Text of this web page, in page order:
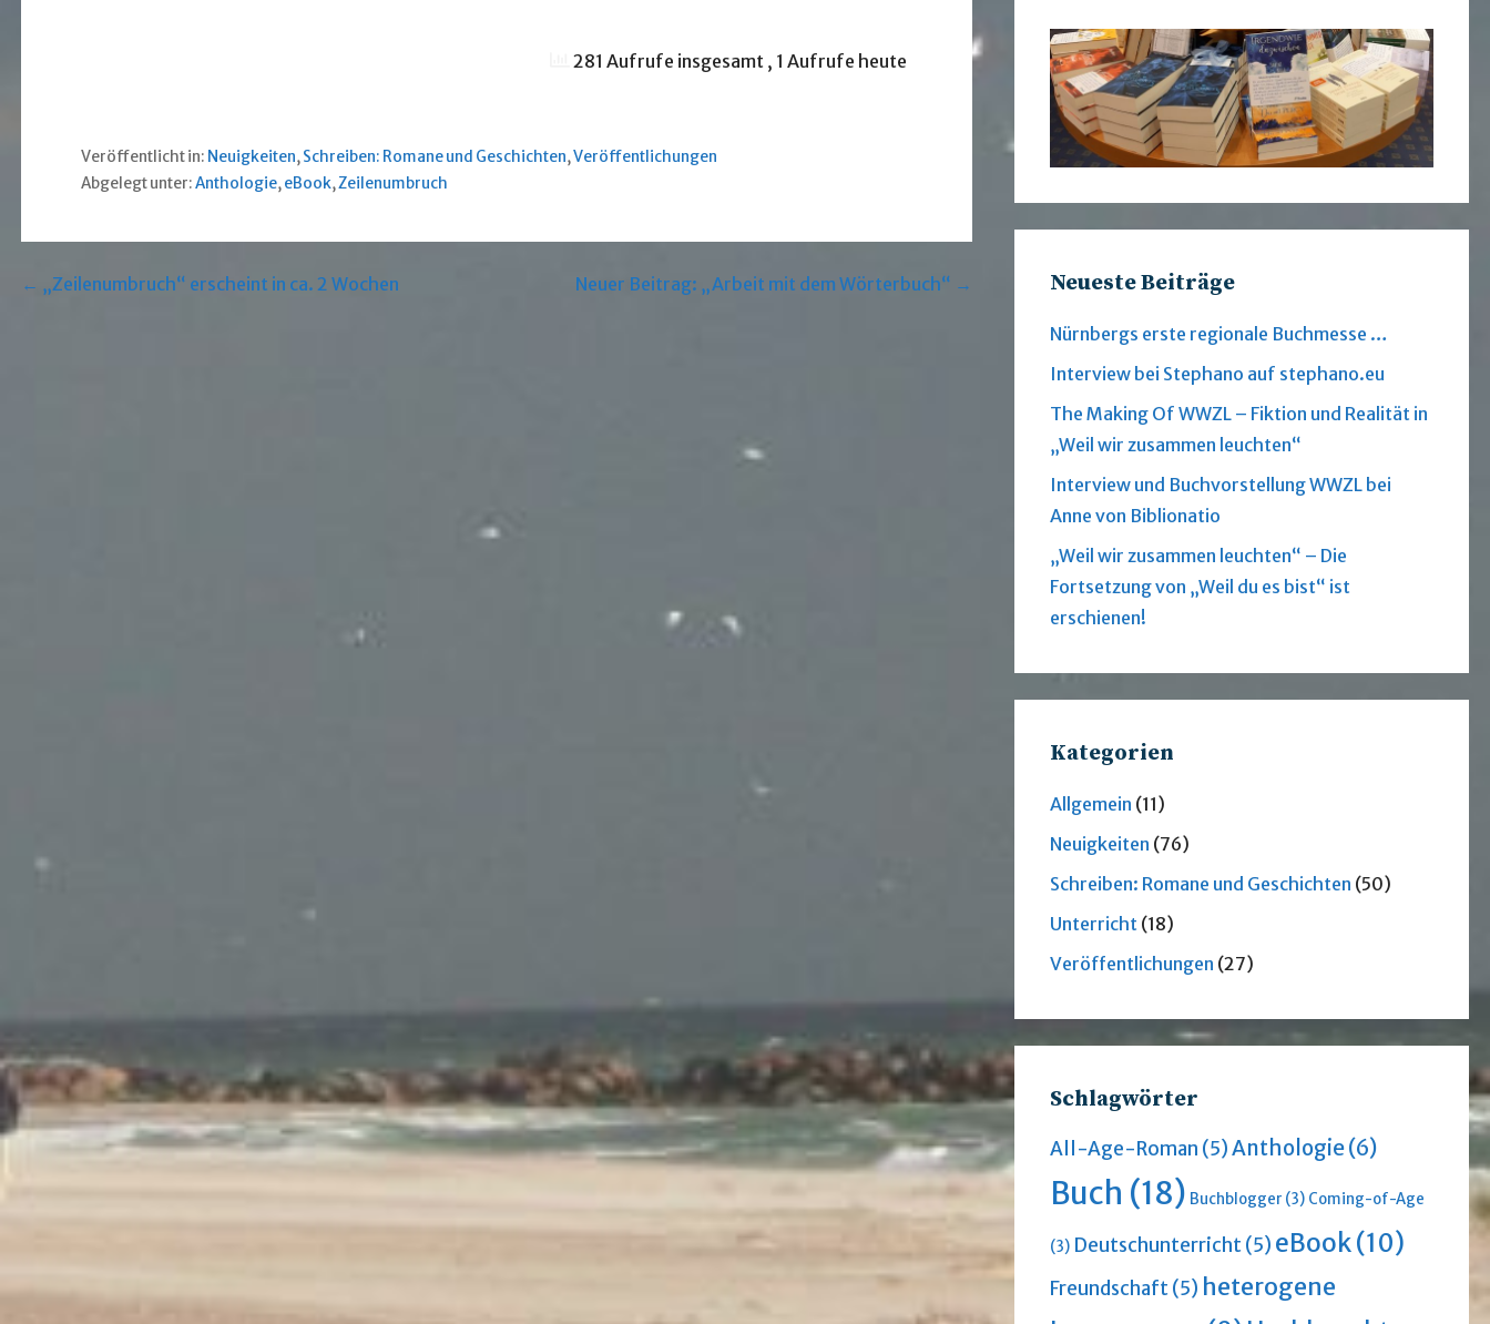
281 Aufrufe insgesamt , 1 Aufrufe heute
Veröffentlicht in: Neuigkeiten,Schreiben: Romane und Geschichten,Veröffentlichungen
Abgelegt unter:Anthologie,eBook,Zeilenumbruch
Beitragsnavigation
← „Zeilenumbruch“ erscheint in ca. 2 Wochen Neuer Beitrag: „Arbeit mit dem Wörterbuch“ → Neueste Beiträge
Nürnbergs erste regionale Buchmesse …
Interview bei Stephano auf stephano.eu
The Making Of WWZL – Fiktion und Realität in
„Weil wir zusammen leuchten“
Interview und Buchvorstellung WWZL bei
Anne von Biblionatio
„Weil wir zusammen leuchten“ – Die
Fortsetzung von „Weil du es bist“ ist
erschienen!
Kategorien
Allgemein (11)
Neuigkeiten (76)
Schreiben: Romane und Geschichten (50)
Unterricht (18)
Veröffentlichungen (27)
Schlagwörter
All-Age-Roman (5)Anthologie(6)
Buch (18) Buchblogger (3) Coming-of-Age
(3) Deutschunterricht(5) eBook(10)
Freundschaft(5) heterogene